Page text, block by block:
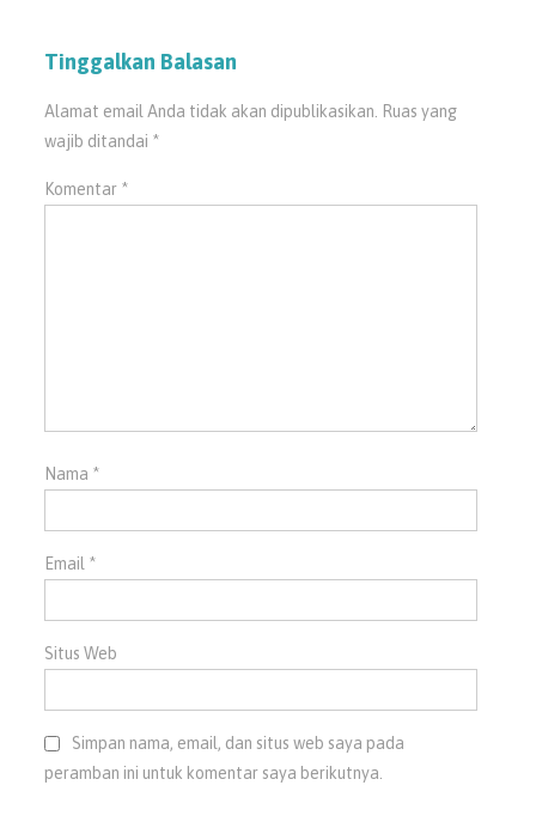
Tinggalkan Balasan
Alamat email Anda tidak akan dipublikasikan.
Ruas yang
wajib ditandai *
Komentar *
Nama *
Email *
Situs Web
Simpan nama, email, dan situs web saya pada
peramban ini untuk komentar saya berikutnya.